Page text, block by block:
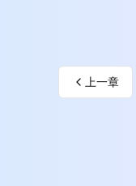
上一章